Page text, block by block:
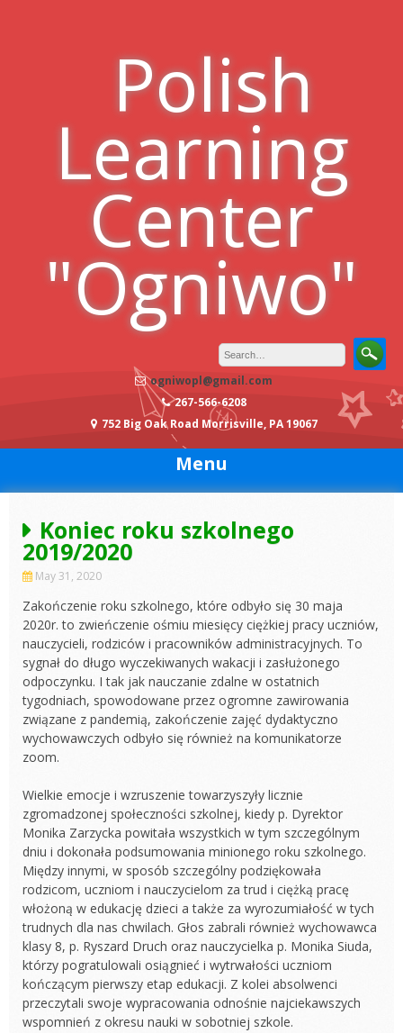
Polish
Learning
Center
"Ogniwo"
ogniwopl@gmail.com
267-566-6208
752 Big Oak Road Morrisville, PA 19067
Menu
Koniec roku szkolnego
2019/2020
May 31, 2020
Zakończenie roku szkolnego, które odbyło się 30 maja
2020r. to zwieńczenie ośmiu miesięcy ciężkiej pracy uczniów,
nauczycieli, rodziców i pracowników administracyjnych. To
sygnał do długo wyczekiwanych wakacji i zasłużonego
odpoczynku. I tak jak nauczanie zdalne w ostatnich
tygodniach, spowodowane przez ogromne zawirowania
związane z pandemią, zakończenie zajęć dydaktyczno
wychowawczych odbyło się również na komunikatorze
zoom.
Wielkie emocje i wzruszenie towarzyszyły licznie
zgromadzonej społeczności szkolnej, kiedy p. Dyrektor
Monika Zarzycka powitała wszystkich w tym szczególnym
dniu i dokonała podsumowania minionego roku szkolnego.
Między innymi, w sposób szczególny podziękowała
rodzicom, uczniom i nauczycielom za trud i ciężką pracę
włożoną w edukację dzieci a także za wyrozumiałość w tych
trudnych dla nas chwilach. Głos zabrali również wychowawca
klasy 8, p. Ryszard Druch oraz nauczycielka p. Monika Siuda,
którzy pogratulowali osiągnieć i wytrwałości uczniom
kończącym pierwszy etap edukacji. Z kolei absolwenci
przeczytali swoje wypracowania odnośnie najciekawszych
wspomnień z okresu nauki w sobotniej szkole.